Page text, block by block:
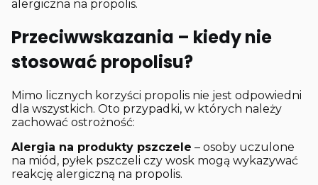
alergiczna na propolis.
Przeciwwskazania – kiedy nie
stosować propolisu?
Mimo licznych korzyści propolis nie jest odpowiedni
dla wszystkich. Oto przypadki, w których należy
zachować ostrożność:
Alergia na produkty pszczele – osoby uczulone
na miód, pyłek pszczeli czy wosk mogą wykazywać
reakcję alergiczną na propolis.